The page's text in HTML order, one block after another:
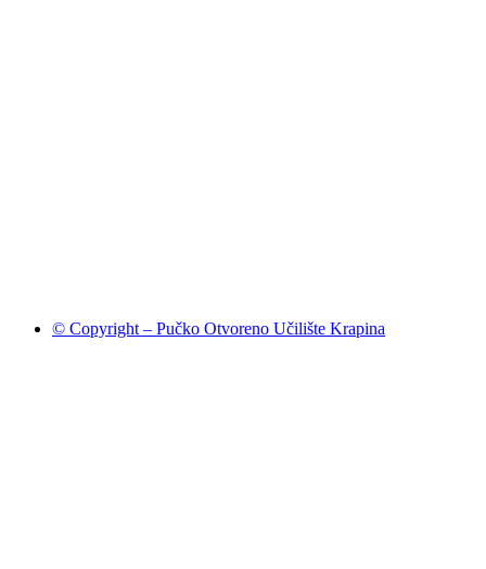
© Copyright – Pučko Otvoreno Učilište Krapina